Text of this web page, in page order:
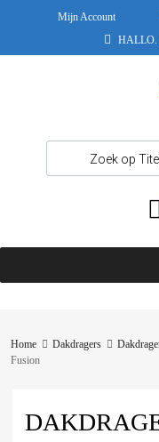
Mijn Account
HALLO.
Home Dakdragers
Fusion